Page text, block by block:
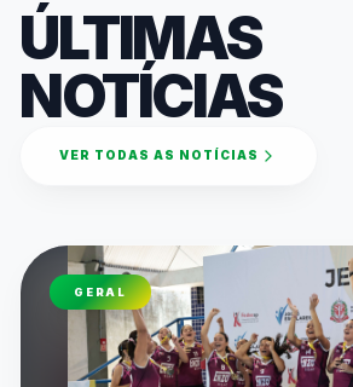
ÚLTIMAS
NOTÍCIAS
VER TODAS AS NOTÍCIAS
GERAL